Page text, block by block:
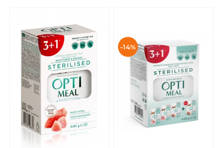
-14%